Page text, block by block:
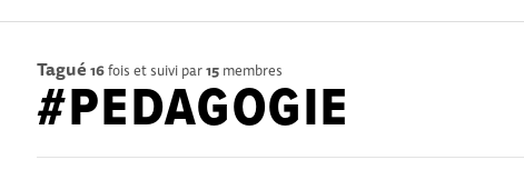
Tagué 16fois et suivi par15 membres
#PEDAGOGIE